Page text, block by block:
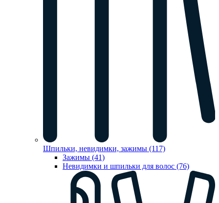
Шпильки, невидимки, зажимы (117)
Зажимы (41)
Невидимки и шпильки для волос (76)